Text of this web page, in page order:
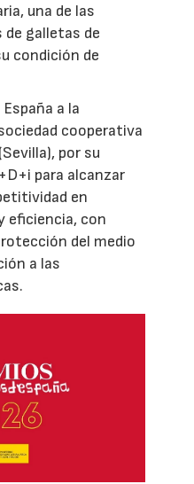
una de las
galletas de
condición de
a la
cooperativa
por su
para alcanzar
en
eficiencia, con
del medio
a las